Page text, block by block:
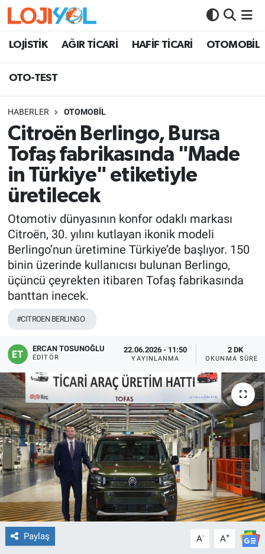
LOJİSTİK AĞIR TİCARİ HAFİF TİCARİ OTOMOBİL
OTO-TEST
HABERLER OTOMOBİL
Citroën Berlingo, Bursa
Tofaş fabrikasında "Made
in Türkiye" etiketiyle
üretilecek
Otomotiv dünyasının konfor odaklı markası
Citroën, 30. yılını kutlayan ikonik modeli
Berlingo’nun üretimine Türkiye’de başlıyor. 150
binin üzerinde kullanıcısı bulunan Berlingo,
üçüncü çeyrekten itibaren Tofaş fabrikasında
banttan inecek.
#CITROEN BERLINGO
ERCAN TOSUNOĞLU
EDITÖR
22.06.2026 - 11:50
YAYINLANMA
2 DK
OKUNMA SÜRESI
Paylaş A- A+
OTO-TEST